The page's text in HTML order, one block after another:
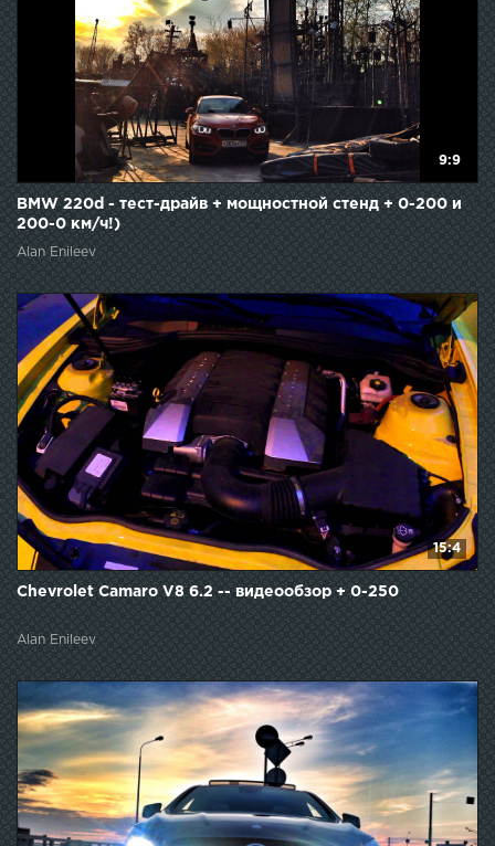
9:9
BMW 220d - тест-драйв + мощностной стенд + 0-200 и
200-0 км/ч!)
Alan Enileev
15:4
Chevrolet Camaro V8 6.2 -- видеообзор + 0-250
Alan Enileev